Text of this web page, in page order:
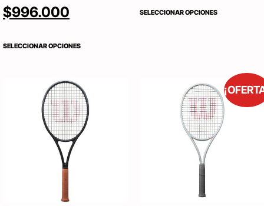
$996.000
SELECCIONAR OPCIONES
SELECCIONAR OPCIONES